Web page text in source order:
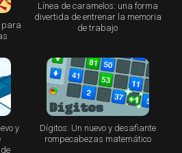
para
Línea de caramelos: una forma
divertida de entrenar la memoria
de trabajo
y
Dígitos: Un nuevo y desafiante
rompecabezas matemático